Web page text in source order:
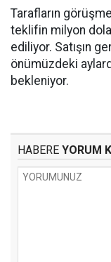
Tarafların
teklifin milyon
ediliyor. Satışın
önümüzdeki
bekleniyor.
HABERE YORUM